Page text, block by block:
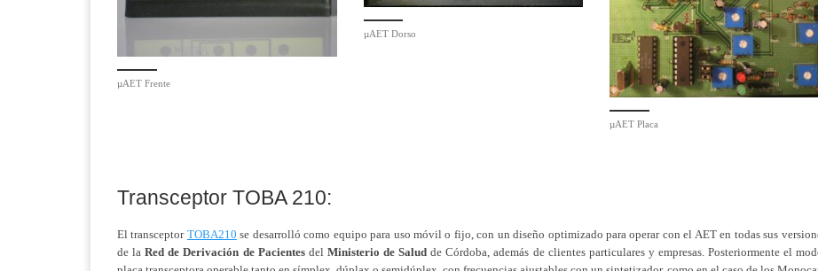
µAET Frente
µAET Dorso
µAET Placa
Transceptor TOBA 210:
El transceptor TOBA210 se desarrolló como equipo para uso móvil o fijo, con un diseño optimizado para operar con el AET en todas sus
de laRed de Derivación de Pacientesdel Ministerio de Salud de Córdoba, además de clientes particulares y empresas. Posteriormente el